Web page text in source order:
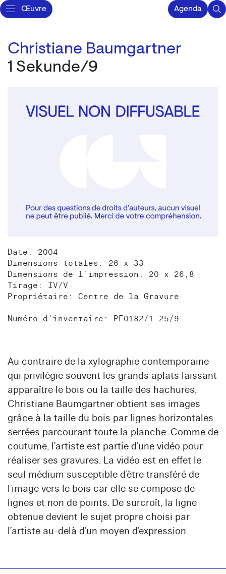
Œuvre Agenda
Christiane Baumgartner
1 Sekunde/9
Date: 2004
Dimensions totales: 26 x 33
Dimensions de l’impression: 20 x 26,8
Tirage: IV/V
Propriétaire: Centre de la Gravure
Numéro d'inventaire: PF0182/1-25/9
Au contraire de la xylographie contemporaine
qui privilégie souvent les grands aplats laissant
apparaître le bois ou la taille des hachures,
Christiane Baumgartner obtient ses images
grâce à la taille du bois par lignes horizontales
serrées parcourant toute la planche. Comme de
coutume, l’artiste est partie d’une vidéo pour
réaliser ses gravures. La vidéo est en effet le
seul médium susceptible d’être transféré de
l’image vers le bois car elle se compose de
lignes et non de points. De surcroît, la ligne
obtenue devient le sujet propre choisi par
l’artiste au-delà d’un moyen d’expression.